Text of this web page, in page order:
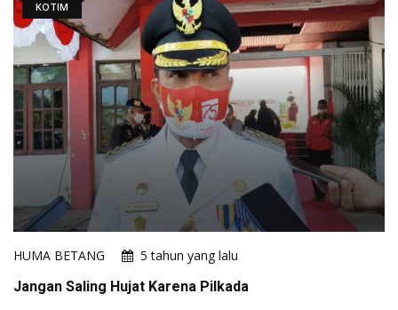
KOTIM
HUMA BETANG
5 tahun yang lalu
Jangan Saling Hujat Karena Pilkada